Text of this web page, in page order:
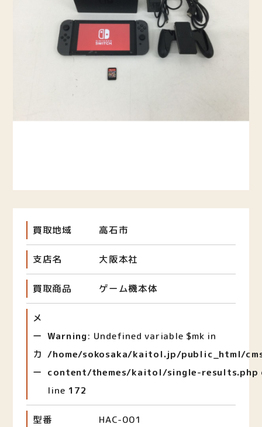
買取地域 高石市
支店名 大阪本社
買取商品 ゲーム機本体
メ
ー
カ
ー
Warning: Undefined variable $mk in
/home/sokosaka/kaitol.jp/public_html/
content/themes/kaitol/single-results.php
line 172
型番 HAC-001